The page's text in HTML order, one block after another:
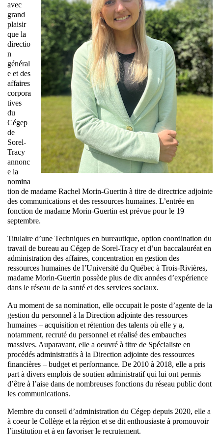
avec
grand
plaisir
que la
directio
n
général
e et des
affaires
corpora
tives
du
Cégep
de
Sorel-
Tracy
annonc
e la
nomina
tion de madame Rachel Morin-Guertin à titre de directrice adjointe
des communications et des ressources humaines. L’entrée en
fonction de madame Morin-Guertin est prévue pour le 19
septembre.
Titulaire d’une Techniques en bureautique, option coordination du
travail de bureau au Cégep de Sorel-Tracy et d’un baccalauréat en
administration des affaires, concentration en gestion des
ressources humaines de l’Université du Québec à Trois-Rivières,
madame Morin-Guertin possède plus de dix années d’expérience
dans le réseau de la santé et des services sociaux.
Au moment de sa nomination, elle occupait le poste d’agente de la
gestion du personnel à la Direction adjointe des ressources
humaines – acquisition et rétention des talents où elle y a,
notamment, recruté du personnel et réalisé des embauches
massives. Auparavant, elle a oeuvré à titre de Spécialiste en
procédés administratifs à la Direction adjointe des ressources
financières – budget et performance. De 2010 à 2018, elle a pris
part à divers emplois de soutien administratif qui lui ont permis
d’être à l’aise dans de nombreuses fonctions du réseau public dont
les communications.
Membre du conseil d’administration du Cégep depuis 2020, elle a
à coeur le Collège et la région et se dit enthousiaste à promouvoir
l’institution et à en favoriser le recrutement.